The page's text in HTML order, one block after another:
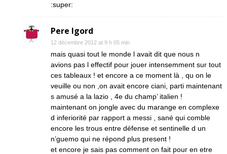
:super:
Pere Igord
12 décembre 2012 at 9 h 05 min
mais quasi tout le monde l avait dit que nous n
avions pas l effectif pour jouer intensemment sur tout
ces tableaux ! et encore a ce moment là , qu on le
veuille ou non ,on avait encore ciani, parti maintenant
s amusé a la lazio , 4e du champ’ italien !
maintenant on jongle avec du marange en complexe
d inferiorité par rapport a messi , sané qui comble
encore les trous entre défense et sentinelle d un
n’guemo qui ne répond plus present !
et encore je sais pas comment on fait pour en etre